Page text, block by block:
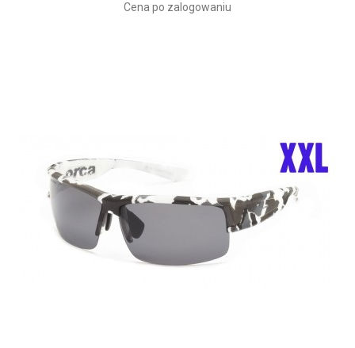
Cena po zalogowaniu